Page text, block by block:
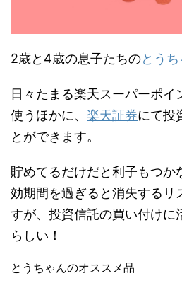
2歳と4歳の息子たちのとう
日々たまる楽天スーパーポイ
使うほかに、 楽天証券にて投
とができます。
貯めてるだけだと利子もつか
効期間を過ぎると消失するリ
すが、投資信託の買い付けに
らしい！
とうちゃんのオススメ品